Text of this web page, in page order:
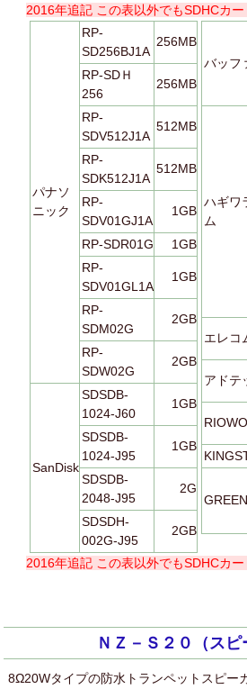
2016年追記 この表以外でもSDHCカ
パナソ
ニック
RP-
SD256BJ1A
256MB
RP-SDＨ
256
256MB
RP-
SDV512J1A
512MB
RP-
SDK512J1A
512MB
RP-
SDV01GJ1A
1GB
RP-SDR01G
1GB
RP-
SDV01GL1A
1GB
RP-
SDM02G
2GB
RP-
SDW02G
2GB
SanDisk
SDSDB-
1024-J60
1GB
SDSDB-
1024-J95
1GB
SDSDB-
2048-J95
2G
SDSDH-
002G-J95
2GB
バッフ
ハギワ
ム
エレコ
アドテ
2016年追記 この表以外でもSDHCカ
ＮＺ－Ｓ２０（スピ
8Ω20Wタイプの防水トランペットスピー